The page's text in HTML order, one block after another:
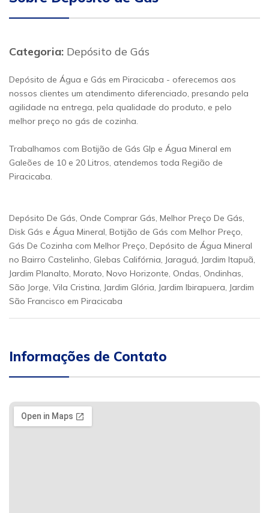
Categoria: Depósito de Gás
Depósito de Água e Gás em Piracicaba - oferecemos aos
nossos clientes um atendimento diferenciado, presando pela
agilidade na entrega, pela qualidade do produto, e pelo
melhor preço no gás de cozinha.
Trabalhamos com Botijão de Gás Glp e Água Mineral em
Galeões de 10 e 20 Litros, atendemos toda Região de
Piracicaba.
Depósito De Gás, Onde Comprar Gás, Melhor Preço De Gás,
Disk Gás e Água Mineral, Botijão de Gás com Melhor Preço,
Gás De Cozinha com Melhor Preço, Depósito de Água Mineral
no Bairro Castelinho, Glebas Califórnia, Jaraguá, Jardim Itapuã,
Jardim Planalto, Morato, Novo Horizonte, Ondas, Ondinhas,
São Jorge, Vila Cristina, Jardim Glória, Jardim Ibirapuera, Jardim
São Francisco em Piracicaba
Informações de Contato